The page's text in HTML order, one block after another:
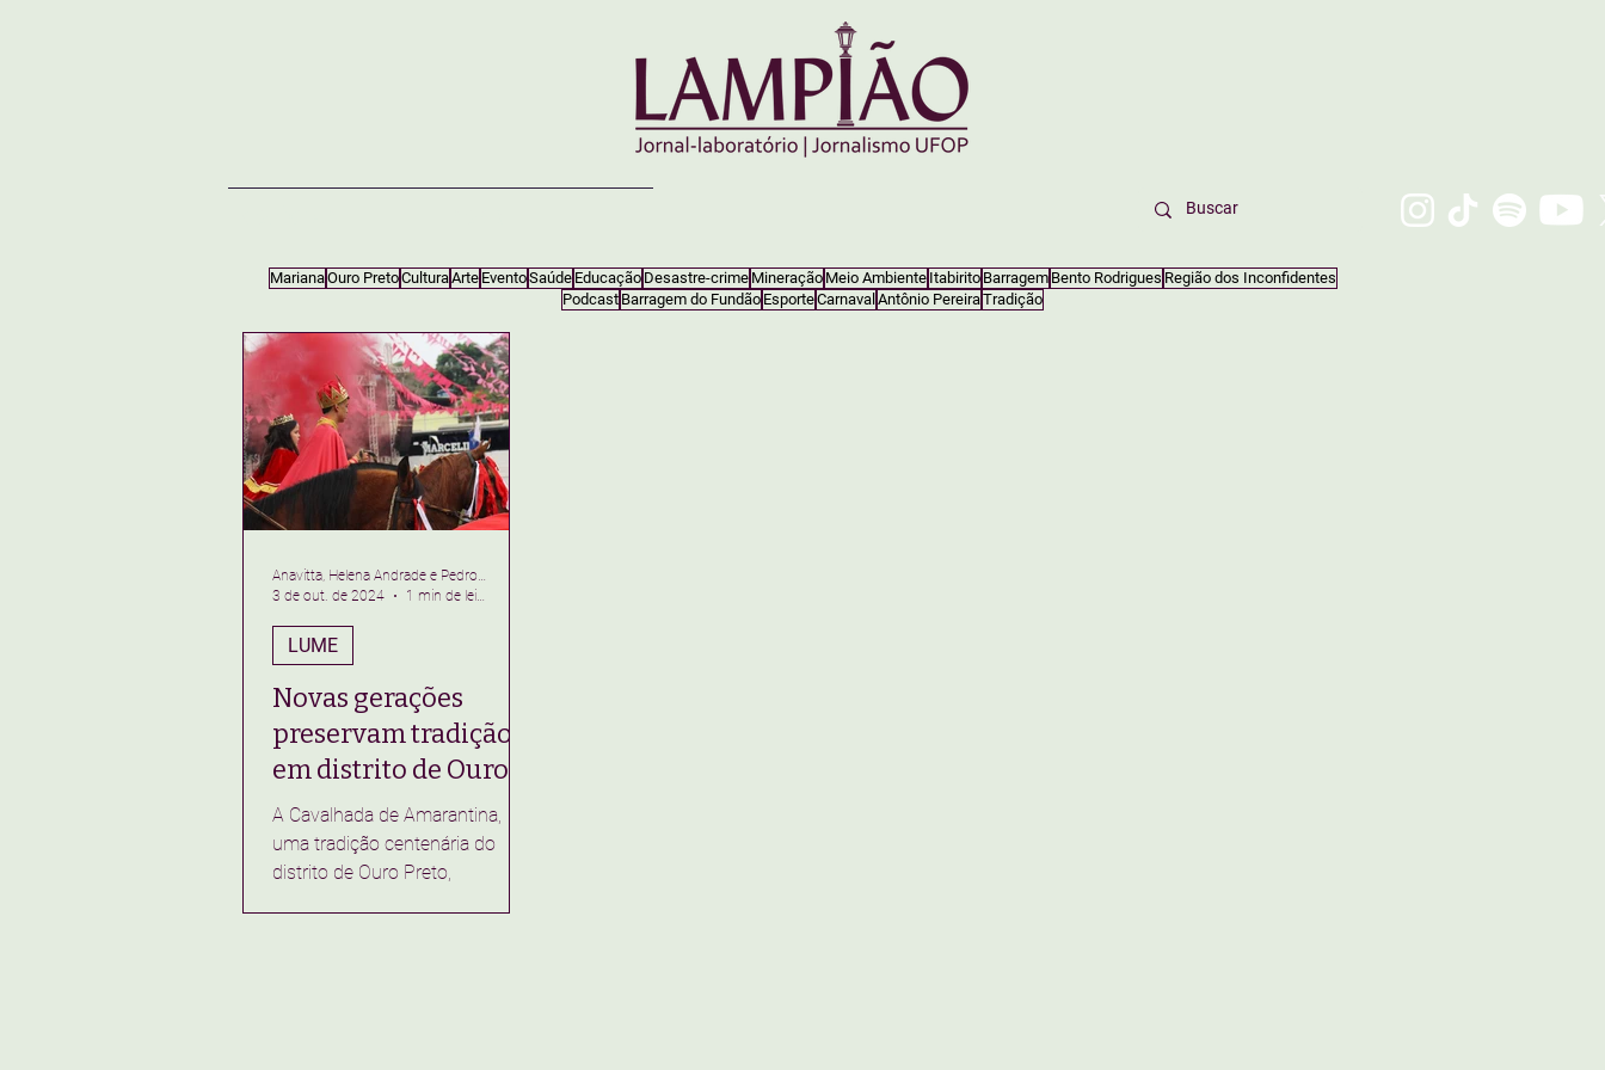
Novas gerações
preservam tradição
em distrito de Ouro
Preto
A Cavalhada de Amarantina,
uma tradição centenária do
distrito de Ouro Preto,
LUME
Anavitta, Helena Andrade e Pedro Vieira
3 de out. de 2024
MarianaOuro PretoCulturaArte EventoSaúde Educação Desastre-crime Mineração Meio Ambiente Itabirito Barragem Bento Rodrigues Região dos Inconfidentes
Podcast Barragem do Fundão EsporteCarnaval Antônio PereiraTradição